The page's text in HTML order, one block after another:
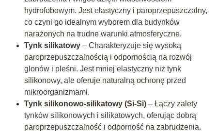
hydrofobowym. Jest elastyczny i paroprzepuszczalny,
co czyni go idealnym wyborem dla budynków
narażonych na trudne warunki atmosferyczne.
Tynk silikatowy– Charakteryzuje się wysoką
paroprzepuszczalnością i odpornością na rozwój
glonów i pleśni. Jest mniej elastyczny niż tynk
silikonowy, ale oferuje naturalną ochronę przed
mikroorganizmami.
Tynk silikonowo-silikatowy (Si-Si)– Łączy zalety
tynków silikonowych i silikatowych, oferując dobrą
paroprzepuszczalność i odporność na zabrudzenia.